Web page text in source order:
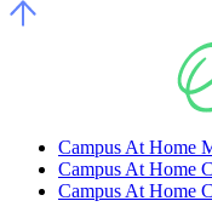
Campus At Home
Campus At Home
Campus At Home